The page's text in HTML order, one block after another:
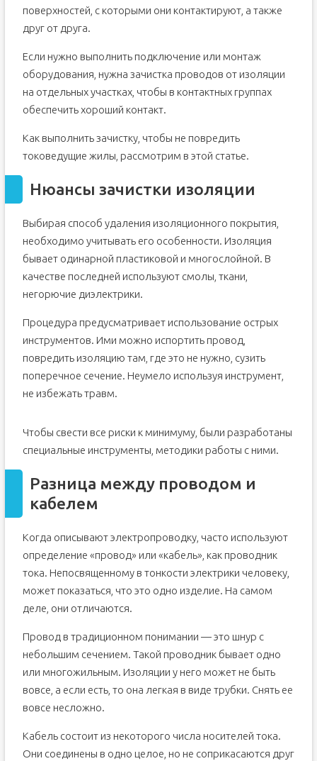
Популярные способы снятия изоляции
Вариант №1 – применение ножа для срезки
изоляции
Вариант №2 – бокорезы для зачистки изоляции
Вариант №3 – термохимический способ удаления
Вариант №4 – зачистка посредством стриппера
Новые инструменты для удаления изоляции
Рекомендации по быстрому удалению изоляции
Пример №1 – повреждение проводов, ведущих к
вилке
загруженном участке
Выводы и полезное видео по теме
Нюансы зачистки изоляции
Разница между проводом и кабелем
Разновидности изоляционных материалов
Популярные способы снятия изоляции
Вариант №1 – применение ножа для срезки
изоляции
Вариант №2 – бокорезы для зачистки изоляции
Вариант №3 – термохимический способ удаления
Новые инструменты для удаления изоляции
Рекомендации по быстрому удалению изоляции
вилке
загруженном участке
Выводы и полезное видео по теме
проводов
Стриппер: его назначение и вариации моделей
Процесс зачистки провода или кабеля
Зачистка изоляции тонких или обмоточных проводов
Зачистка изоляции силового кабеля
поверхностей, с которыми они контактируют, а также
друг от друга.
Если нужно выполнить подключение или монтаж
оборудования, нужна зачистка проводов от изоляции
на отдельных участках, чтобы в контактных группах
обеспечить хороший контакт.
Как выполнить зачистку, чтобы не повредить
токоведущие жилы, рассмотрим в этой статье.
Нюансы зачистки изоляции
Выбирая способ удаления изоляционного покрытия,
необходимо учитывать его особенности. Изоляция
бывает одинарной пластиковой и многослойной. В
качестве последней используют смолы, ткани,
негорючие диэлектрики.
Процедура предусматривает использование острых
инструментов. Ими можно испортить провод,
повредить изоляцию там, где это не нужно, сузить
поперечное сечение. Неумело используя инструмент,
не избежать травм.
Чтобы свести все риски к минимуму, были разработаны
специальные инструменты, методики работы с ними.
Разница между проводом и
кабелем
Когда описывают электропроводку, часто используют
определение «провод» или «кабель», как проводник
тока. Непосвященному в тонкости электрики человеку,
может показаться, что это одно изделие. На самом
деле, они отличаются.
Провод в традиционном понимании — это шнур с
небольшим сечением. Такой проводник бывает одно
или многожильным. Изоляции у него может не быть
вовсе, а если есть, то она легкая в виде трубки. Снять ее
вовсе несложно.
Кабель состоит из некоторого числа носителей тока.
Они соединены в одно целое, но не соприкасаются друг